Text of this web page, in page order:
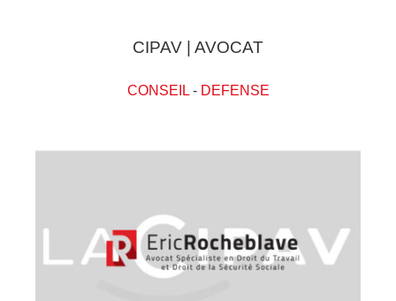
CIPAV | AVOCAT
CONSEIL- DEFENSE